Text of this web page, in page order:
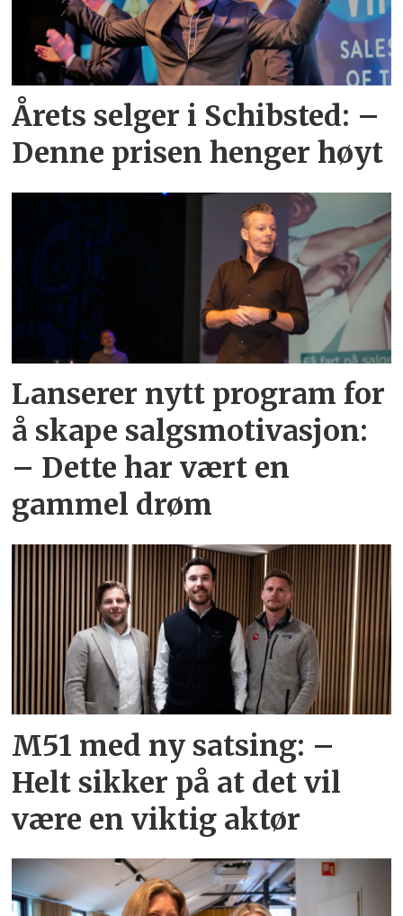
Årets selger i Schibsted: –
Denne prisen henger høyt
Lanserer nytt program for
å skape salgsmotivasjon:
– Dette har vært en
gammel drøm
M51 med ny satsing: –
Helt sikker på at det vil
være en viktig aktør